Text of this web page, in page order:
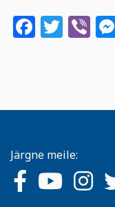
Järgne meile: